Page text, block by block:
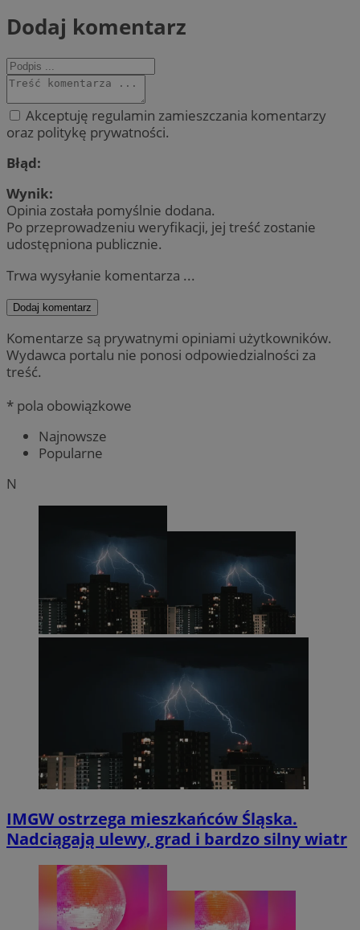
Dodaj komentarz
Akceptuję regulamin zamieszczania komentarzy
oraz politykę prywatności.
Błąd:
Wynik:
Opinia została pomyślnie dodana.
Po przeprowadzeniu weryfikacji, jej treść zostanie
udostępniona publicznie.
Trwa wysyłanie komentarza ...
Dodaj komentarz
Komentarze są prywatnymi opiniami użytkowników.
Wydawca portalu nie ponosi odpowiedzialności za
treść.
* pola obowiązkowe
Najnowsze
Popularne
N
IMGW ostrzega mieszkańców Śląska.
Nadciągają ulewy, grad i bardzo silny wiatr